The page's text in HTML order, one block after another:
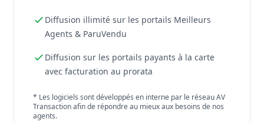
Diffusion illimité sur les portails Meilleurs
Agents & ParuVendu
Diffusion sur les portails payants à la carte
avec facturation au prorata
* Les logiciels sont développés en interne par le réseau AV
Transaction afin de répondre au mieux aux besoins de nos
agents.